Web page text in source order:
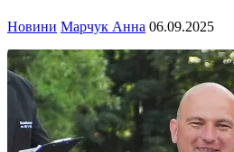
Новини Марчук Анна 06.09.2025